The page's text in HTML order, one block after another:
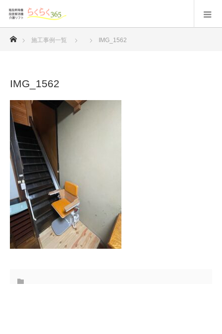
ホーム
施工事例一覧 IMG_1562
IMG_1562